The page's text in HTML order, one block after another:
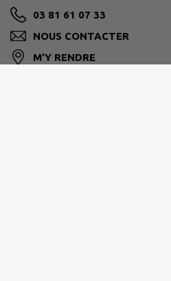
03 81 61 07 33
NOUS CONTACTER
M'Y RENDRE